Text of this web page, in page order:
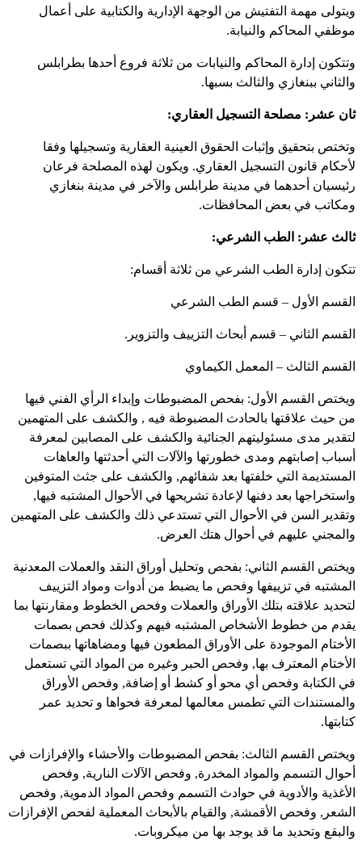
ويتولى مهمة التفتيش من الوجهة الإدارية والكتابية على أعمال
موظفي المحاكم والنيابة.
وتتكون إدارة المحاكم والنيابات من ثلاثة فروع أحدها بطرابلس
والثاني ببنغازي والثالث بسبها.
ثان عشر: مصلحة التسجيل العقاري:
وتختص بتحقيق وإثبات الحقوق العينية العقارية وتسجيلها وفقا
لأحكام قانون التسجيل العقاري. ويكون لهذه المصلحة فرعان
رئيسيان أحدهما في مدينة طرابلس والآخر في مدينة بنغازي
ومكاتب في بعض المحافظات.
ثالث عشر: الطب الشرعي:
تتكون إدارة الطب الشرعي من ثلاثة أقسام:
القسم الأول – قسم الطب الشرعي
القسم الثاني – قسم أبحاث التزييف والتزوير.
القسم الثالث – المعمل الكيماوي
ويختص القسم الأول: بفحص المضبوطات وإبداء الرأي الفني فيها
من حيث علاقتها بالحادث المضبوطة فيه , والكشف على المتهمين
لتقدير مدى مسئوليتهم الجنائية والكشف على المصابين لمعرفة
أسباب إصابتهم ومدى خطورتها والآلات التي أحدثتها والعاهات
المستديمة التي خلفتها بعد شفائهم, والكشف على جثث المتوفين
واستخراجها بعد دفنها لإعادة تشريحها في الأحوال المشتبه فيها,
وتقدير السن في الأحوال التي تستدعي ذلك والكشف على المتهمين
والمجني عليهم في أحوال هتك العرض.
ويختص القسم الثاني: بفحص وتحليل أوراق النقد والعملات المعدنية
المشتبه في تزييفها وفحص ما يضبط من أدوات ومواد التزييف
لتحديد علاقته بتلك الأوراق والعملات وفحص الخطوط ومقارنتها بما
يقدم من خطوط الأشخاص المشتبه فيهم وكذلك فحص بصمات
الأختام الموجودة على الأوراق المطعون فيها ومضاهاتها ببصمات
الأختام المعترف بها, وفحص الحبر وغيره من المواد التي تستعمل
في الكتابة وفحص أي محو أو كشط أو إضافة, وفحص الأوراق
والمستندات التي تطمس معالمها لمعرفة فحواها و تحديد عمر
كتابتها.
ويختص القسم الثالث: بفحص المضبوطات والأحشاء والإفرازات في
أحوال التسمم والمواد المخدرة, وفحص الآلات النارية, وفحص
الأغذية والأدوية في حوادث التسمم وفحص المواد الدموية, وفحص
الشعر, وفحص الأقمشة, والقيام بالأبحاث المعملية لفحص الإفرازات
والبقع وتحديد ما قد يوجد بها من ميكروبات.